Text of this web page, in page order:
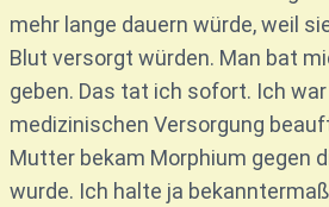
mehr lange dauern würde, weil
Blut versorgt würden. Man bat
geben. Das tat ich sofort. Ich
medizinischen Versorgung
Mutter bekam Morphium gegen
wurde. Ich halte ja